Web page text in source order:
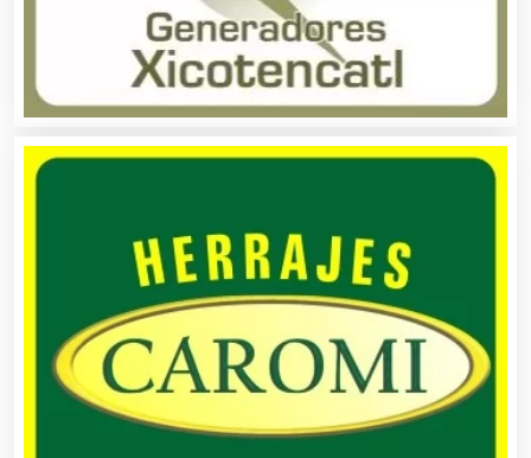
Artículos de Oficina
Artículos Deportivos
Artículos Importados
Artículos para el Hogar